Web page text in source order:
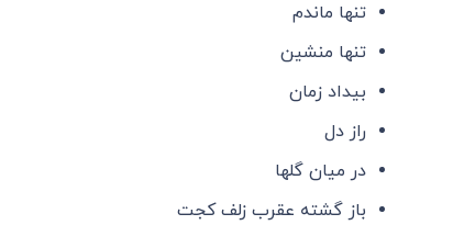
تنها ماندم
تنها منشین
بیداد زمان
راز دل
در میان گلها
باز گشته عقرب زلف کجت